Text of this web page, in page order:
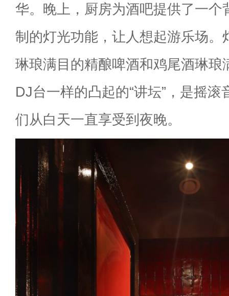
华。晚上，厨房为酒吧提供了一个
制的灯光功能，让人想起游乐场。
琳琅满目的精酿啤酒和鸡尾酒琳琅
DJ台一样的凸起的“讲坛”，是摇
们从白天一直享受到夜晚。